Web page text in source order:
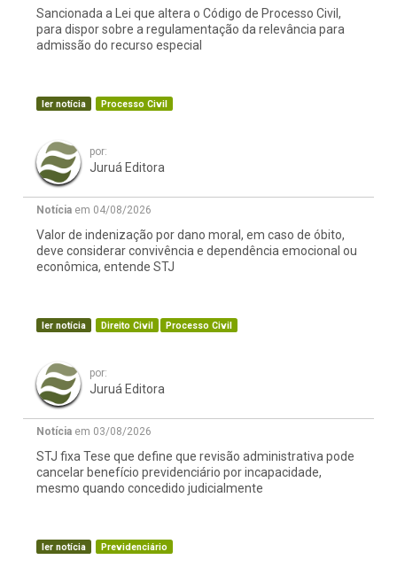
Sancionada a Lei que altera o Código de Processo Civil,
para dispor sobre a regulamentação da relevância para
admissão do recurso especial
ler notícia Processo Civil
por:
Juruá Editora
Notícia em 04/08/2026
Valor de indenização por dano moral, em caso de óbito,
deve considerar convivência e dependência emocional ou
econômica, entende STJ
ler notícia Direito Civil Processo Civil
por:
Juruá Editora
Notícia em 03/08/2026
STJ fixa Tese que define que revisão administrativa pode
cancelar benefício previdenciário por incapacidade,
mesmo quando concedido judicialmente
ler notícia Previdenciário